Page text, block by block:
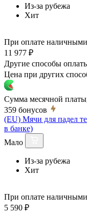
Из-за рубежа
Хит
При оплате наличными
11 977 ₽
Другие способы
Цена при других
Сумма месячной
359 бонусов
(EU) Мячи для падел
в банке)
Мало
Из-за рубежа
Хит
При оплате наличными
5 590 ₽